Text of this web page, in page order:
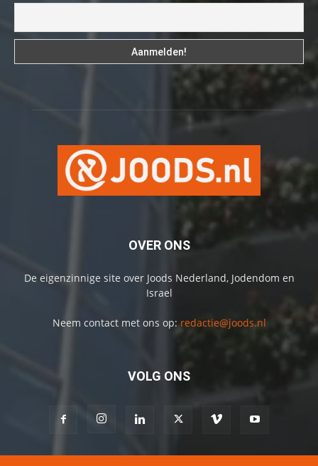
OVER ONS
De eigenzinnige site over Joods Nederland, Jodendom en
Israel
Neem contact met ons op: redactie@joods.nl
VOLG ONS